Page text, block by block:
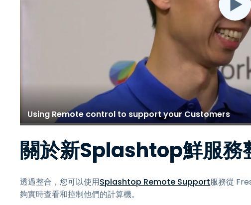
Using Remote control to support your Customers
關於新Splashtop鮮服務
透過整合，您可以使用Splashtop Remote Support服務從
夠實時查看和控制他們的計算機。